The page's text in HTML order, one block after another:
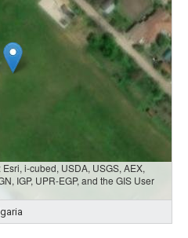
i-cubed, USDA, USGS, AEX,
IGP, UPR-EGP, and the GIS User